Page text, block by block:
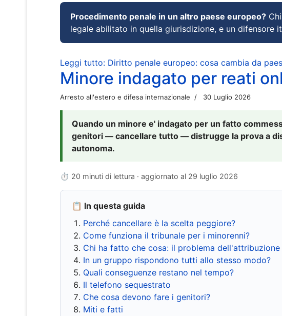
Procedimento penale in un altro paese europeo?
legale abilitato in quella giurisdizione, e un difensore
Leggi tutto: Diritto penale europeo: cosa cambia da
Minore indagato per reati
Arresto all'estero e difesa internazionale 30 Luglio 2026
Quando un minore e' indagato per un fatto
genitori — cancellare tutto — distrugge la prova a
autonoma.
⏱ 20 minuti di lettura · aggiornato al 29 luglio 2026
📋 In questa guida
Perché cancellare è la scelta peggiore?
Come funziona il tribunale per i minorenni?
Chi ha fatto che cosa: il problema dell'attribuzione
In un gruppo rispondono tutti allo stesso modo?
Quali conseguenze restano nel tempo?
Il telefono sequestrato
Che cosa devono fare i genitori?
Miti e fatti